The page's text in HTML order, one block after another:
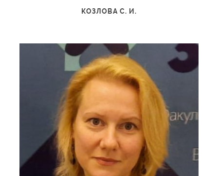
КОЗЛОВА С. И.